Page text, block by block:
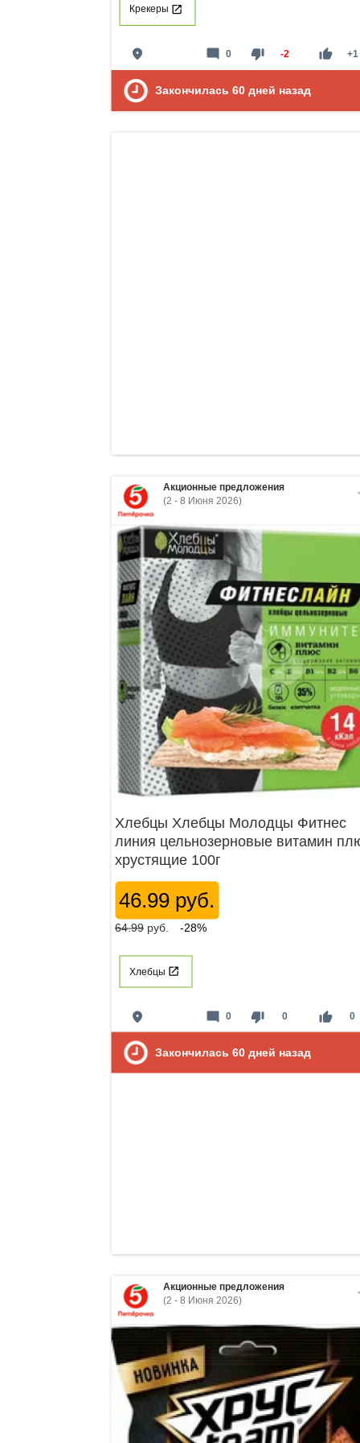
Крекеры
place thumb_down -2 thumb_up +1
mode_comment 0
Закончилась 60 дней назад
Акционные предложения
(2 - 8 Июня 2026)
Хлебцы Хлебцы Молодцы Фитнес
линия цельнозерновые витамин
хрустящие 100г
46.99 руб.
64.99 руб. -28%
Хлебцы
place thumb_down 0 thumb_up 0
mode_comment 0
Закончилась 60 дней назад
Акционные предложения
(2 - 8 Июня 2026)